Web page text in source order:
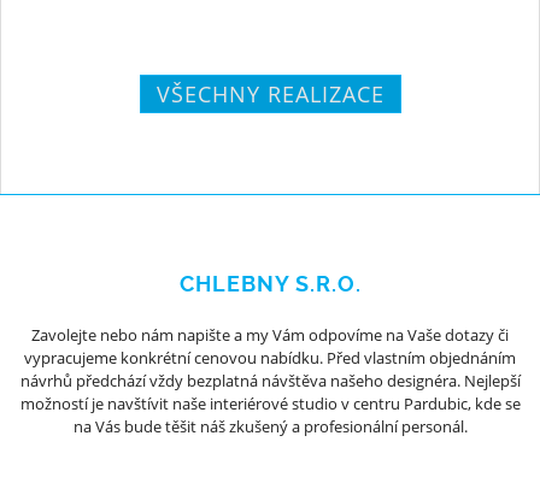
VŠECHNY REALIZACE
CHLEBNY S.R.O.
Zavolejte nebo nám napište a my Vám odpovíme na Vaše dotazy či
vypracujeme konkrétní cenovou nabídku. Před vlastním objednáním
návrhů předchází vždy bezplatná návštěva našeho designéra. Nejlepší
možností je navštívit naše interiérové studio v centru Pardubic, kde se
na Vás bude těšit náš zkušený a profesionální personál.